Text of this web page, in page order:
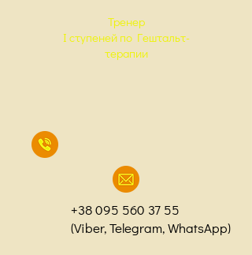
Тренер
I ступеней по Гештальт-
терапии
+38 095 560 37 55
(Viber, Telegram, WhatsApp)